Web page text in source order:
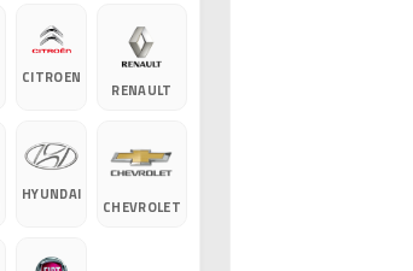
CITROEN
RENAULT
HYUNDAI
CHEVROLET